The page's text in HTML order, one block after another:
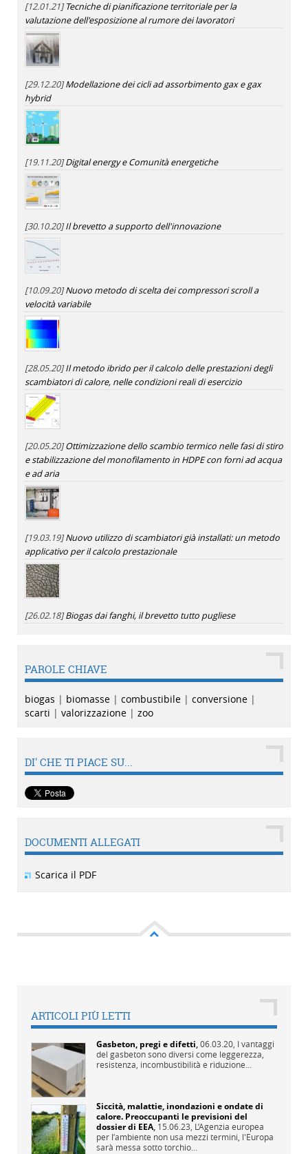
[12.01.21]Tecniche di pianificazione territoriale per la
valutazione dell'esposizione al rumore dei lavoratori
[29.12.20]Modellazione dei cicli ad assorbimento gax e gax
hybrid
[19.11.20]Digital energy e Comunità energetiche
[30.10.20]Il brevetto a supporto dell'innovazione
[10.09.20]Nuovo metodo di scelta dei compressori scroll a
velocità variabile
[28.05.20]Il metodo ibrido per il calcolo delle prestazioni degli
scambiatori di calore, nelle condizioni reali di esercizio
[20.05.20]Ottimizzazione dello scambio termico nelle fasi di stiro
e stabilizzazione del monofilamento in HDPE con forni ad acqua
e ad aria
[19.03.19]Nuovo utilizzo di scambiatori già installati: un metodo
applicativo per il calcolo prestazionale
[26.02.18]Biogas dai fanghi, il brevetto tutto pugliese
PAROLE CHIAVE
biogas | biomasse | combustibile | conversione |
scarti | valorizzazione | zoo
DI' CHE TI PIACE SU...
DOCUMENTI ALLEGATI
Scarica il PDF
ARTICOLI PIÙ LETTI
Gasbeton, pregi e difetti,06.03.20, I vantaggi
del gasbeton sono diversi come leggerezza,
resistenza, incombustibilità e riduzione...
Siccità, malattie, inondazioni e ondate di
calore. Preoccupanti le previsioni del
dossier di EEA, 15.06.23, L’Agenzia europea
per l’ambiente non usa mezzi termini, l'Europa
sarà messa sotto torchio...